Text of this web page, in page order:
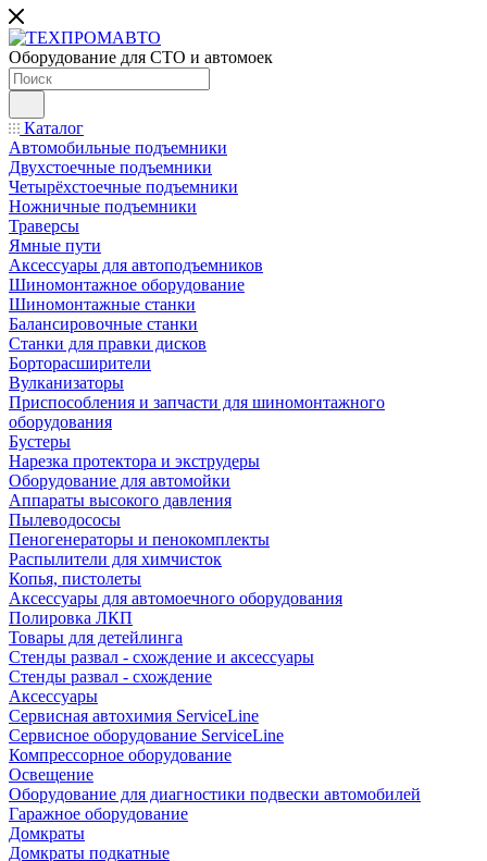
Оборудование для СТО и автомоек
Каталог
Автомобильные подъемники
Двухстоечные подъемники
Четырёхстоечные подъемники
Ножничные подъемники
Траверсы
Ямные пути
Аксессуары для автоподъемников
Шиномонтажное оборудование
Шиномонтажные станки
Балансировочные станки
Станки для правки дисков
Борторасширители
Вулканизаторы
Приспособления и запчасти для шиномонтажного
оборудования
Бустеры
Нарезка протектора и экструдеры
Оборудование для автомойки
Аппараты высокого давления
Пылеводососы
Пеногенераторы и пенокомплекты
Распылители для химчисток
Копья, пистолеты
Аксессуары для автомоечного оборудования
Полировка ЛКП
Товары для детейлинга
Стенды развал - схождение и аксессуары
Стенды развал - схождение
Аксессуары
Сервисная автохимия ServiceLine
Сервисное оборудование ServiceLine
Компрессорное оборудование
Освещение
Оборудование для диагностики подвески автомобилей
Гаражное оборудование
Домкраты
Домкраты подкатные